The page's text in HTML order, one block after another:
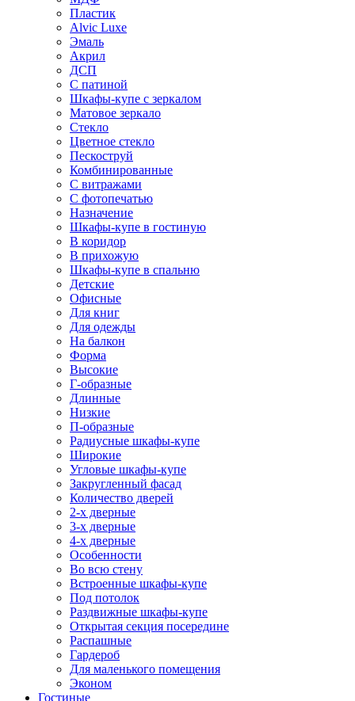
Пластик
Alvic Luxe
Эмаль
Акрил
ДСП
С патиной
Шкафы-купе с зеркалом
Матовое зеркало
Стекло
Цветное стекло
Пескоструй
Комбинированные
С витражами
С фотопечатью
Назначение
Шкафы-купе в гостиную
В коридор
В прихожую
Шкафы-купе в спальню
Детские
Офисные
Для книг
Для одежды
На балкон
Форма
Высокие
Г-образные
Длинные
Низкие
П-образные
Радиусные шкафы-купе
Широкие
Угловые шкафы-купе
Закругленный фасад
Количество дверей
2-х дверные
3-х дверные
4-х дверные
Особенности
Во всю стену
Встроенные шкафы-купе
Под потолок
Раздвижные шкафы-купе
Открытая секция посередине
Распашные
Гардероб
Для маленького помещения
Эконом
Гостиные